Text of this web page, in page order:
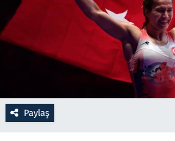
Paylaş
Rüya Tabirleri
Sağlık